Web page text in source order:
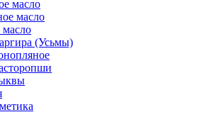
масло
масло
(Усьмы)